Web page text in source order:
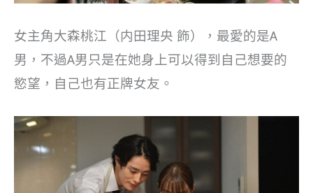
女主角大森桃江（内田理央 飾），最愛的是A
男，不過A男只是在她身上可以得到自己想要的
慾望，自己也有正牌女友。